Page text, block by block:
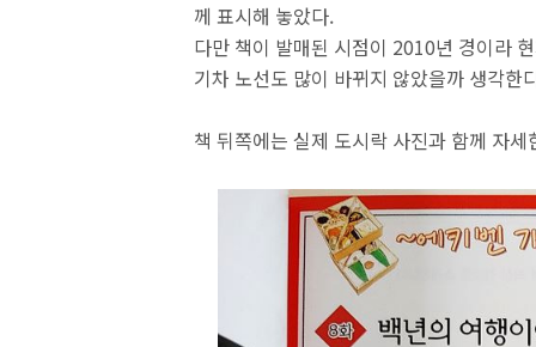
께 표시해 놓았다.
다만 책이 발매된 시점이 2010년 경이라
기차 노선도 많이 바뀌지 않았을까 생각한
책 뒤쪽에는 실제 도시락 사진과 함께 자